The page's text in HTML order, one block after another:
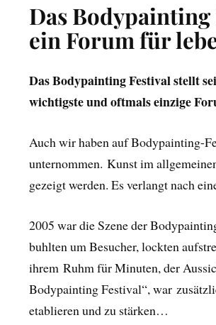
Das Bodypainting
ein Forum für
Das Bodypainting Festival stellt
wichtigste und oftmals einzige
Auch wir haben auf Bodypainting-
unternommen. Kunst im
gezeigt werden. Es verlangt nach
2005 war die Szene der
buhlten um Besucher, lockten
ihrem Ruhm für Minuten, der
Bodypainting Festival“, war
etablieren und zu stärken…